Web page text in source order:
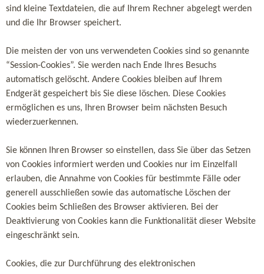
sind kleine Textdateien, die auf Ihrem Rechner abgelegt werden
und die Ihr Browser speichert.
Die meisten der von uns verwendeten Cookies sind so genannte
“Session-Cookies”. Sie werden nach Ende Ihres Besuchs
automatisch gelöscht. Andere Cookies bleiben auf Ihrem
Endgerät gespeichert bis Sie diese löschen. Diese Cookies
ermöglichen es uns, Ihren Browser beim nächsten Besuch
wiederzuerkennen.
Sie können Ihren Browser so einstellen, dass Sie über das Setzen
von Cookies informiert werden und Cookies nur im Einzelfall
erlauben, die Annahme von Cookies für bestimmte Fälle oder
generell ausschließen sowie das automatische Löschen der
Cookies beim Schließen des Browser aktivieren. Bei der
Deaktivierung von Cookies kann die Funktionalität dieser Website
eingeschränkt sein.
Cookies, die zur Durchführung des elektronischen